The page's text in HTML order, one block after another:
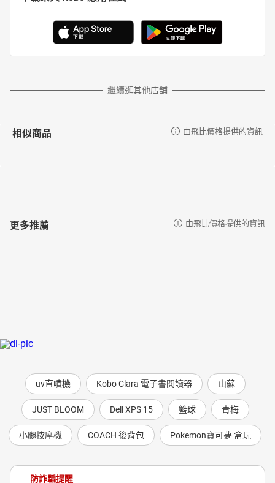
從音樂、電影到棒球與街景，都是共同的記憶。
――黃威融╱跨界編輯人，曾任《Shopping Design》和《小日子》
柯一正（導演）
繼續逛其他店舖
相似商品 由飛比價格提供的資訊
更多推薦 由飛比價格提供的資訊
uv直噴機 Kobo Clara 電子書閱讀器 山蘇
JUST BLOOM Dell XPS 15 籃球 青梅
小腿按摩機 COACH 後背包 Pokemon寶可夢 盒玩
防詐騙提醒